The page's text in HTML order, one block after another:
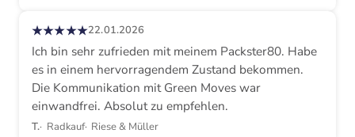
★★★★★22.01.2026
Ich bin sehr zufrieden mit meinem Packster80. Habe
es in einem hervorragendem Zustand bekommen.
Die Kommunikation mit Green Moves war
einwandfrei. Absolut zu empfehlen.
T. Radkauf Riese & Müller